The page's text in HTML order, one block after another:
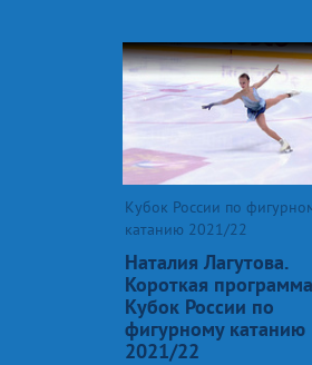
Кубок России по
катанию 2021/22
Наталия Лагутова.
Короткая
Кубок России по
фигурному катанию
2021/22